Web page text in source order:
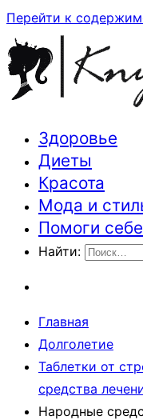
Перейти к
Траектория
Здоровье
Диеты
Красота
Мода и
Помоги
Найти:
Главная
Долголетие
Таблетки от
средства
Народные